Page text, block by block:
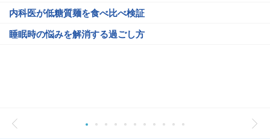
内科医が低糖質麺を食べ比べ検証
睡眠時の悩みを解消する過ごし方